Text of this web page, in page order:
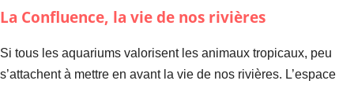
La Confluence, la vie de nos rivières
Si tous les aquariums valorisent les animaux tropicaux, peu
s’attachent à mettre en avant la vie de nos rivières. L’espace